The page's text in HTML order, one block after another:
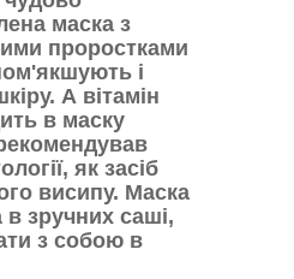
маска з
проростками
і
А вітамін
в маску
як засіб
висипу. Маска
зручних саші,
з собою в